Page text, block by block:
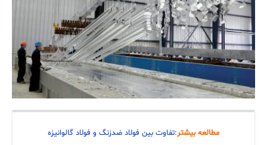
مطالعه بیشتر:تفاوت بین فولاد ضد‌زنگ و فولاد گالوانیزه